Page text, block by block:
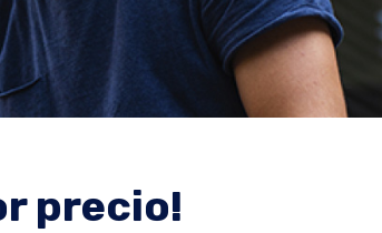
precio!